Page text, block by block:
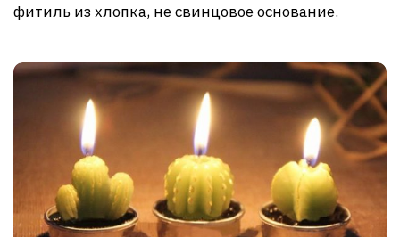
фитиль из хлопка, не свинцовое основание.